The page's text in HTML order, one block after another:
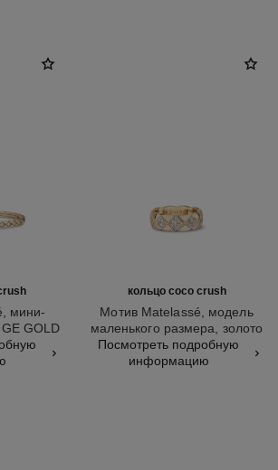
мини-
GOLD
кольцо coco crush
Мотив Matelassé, модель
маленького размера, золото
BEIGE GOLD 18 карат,
бриллианты
Арт. J12871
Посмотреть подробную
информацию